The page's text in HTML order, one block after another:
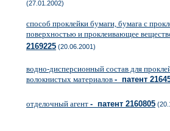
(27.01.2002)
способ проклейки бумаги, бумага с
поверхностью и проклеивающее
2169225 (20.06.2001)
водно-дисперсионный состав для
волокнистых материалов - патент
отделочный агент - патент 2160805